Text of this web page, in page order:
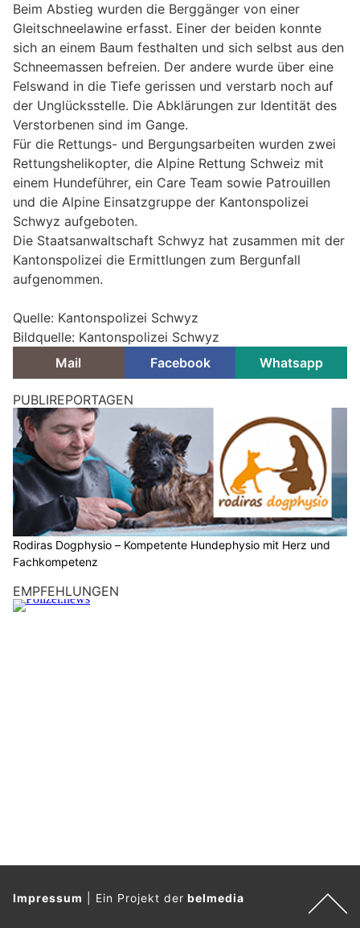
Beim Abstieg wurden die Berggänger von einer
Gleitschneelawine erfasst. Einer der beiden konnte
sich an einem Baum festhalten und sich selbst aus den
Schneemassen befreien. Der andere wurde über eine
Felswand in die Tiefe gerissen und verstarb noch auf
der Unglücksstelle. Die Abklärungen zur Identität des
Verstorbenen sind im Gange.
Für die Rettungs- und Bergungsarbeiten wurden zwei
Rettungshelikopter, die Alpine Rettung Schweiz mit
einem Hundeführer, ein Care Team sowie Patrouillen
und die Alpine Einsatzgruppe der Kantonspolizei
Schwyz aufgeboten.
Die Staatsanwaltschaft Schwyz hat zusammen mit der
Kantonspolizei die Ermittlungen zum Bergunfall
aufgenommen.
Quelle: Kantonspolizei Schwyz
Bildquelle: Kantonspolizei Schwyz
Mail
Facebook Whatsapp
Liestal BL: Spürhund „Gio“ geht nach über 400
Polizei-Einsätzen in den Vorruhestand
27.12.25 VON POLIZEI.NEWS REDAKTION
Nachdem „Gio“ (Gio-Gordon vom Grafenfels) vorletzte
Nacht noch einen Einbrecher gestellt hatte, ging er letzte
Nacht im Alter von 11 ½ Jahren ein letztes Mal auf
Spurensuche.
Über 400 Einsätze und mehr als 100 Erfolge – unzählige
Spuren, flinke Pfoten und eine Nase, die fast nie daneben lag.
Weiterlesen